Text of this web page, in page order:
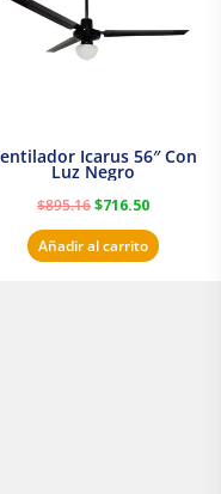
Icarus 56″ Con
Luz Negro
$895.16$716.50
Añadir al carrito